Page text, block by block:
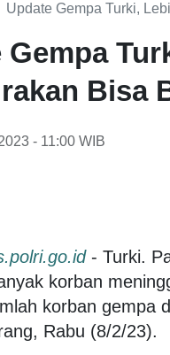
Update Gempa Turki,
Gempa
Bisa
- 11:00WIB
- Turki.
korban
korban gempa
Rabu (8/2/23).